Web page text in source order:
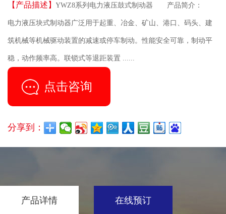
【产品描述】YWZ8系列电力液压鼓式制动器 产品简介：
电力液压块式制动器广泛用于起重、冶金、矿山、港口、码头、建
筑机械等机械驱动装置的减速或停车制动。性能安全可靠，制动平
稳，动作频率高。联锁式等退距装置 ......
点击咨询
分享到：
产品详情 在线预订